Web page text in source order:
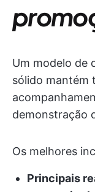
Um modelo de
sólido mantém
demonstração
Os melhores
Principais